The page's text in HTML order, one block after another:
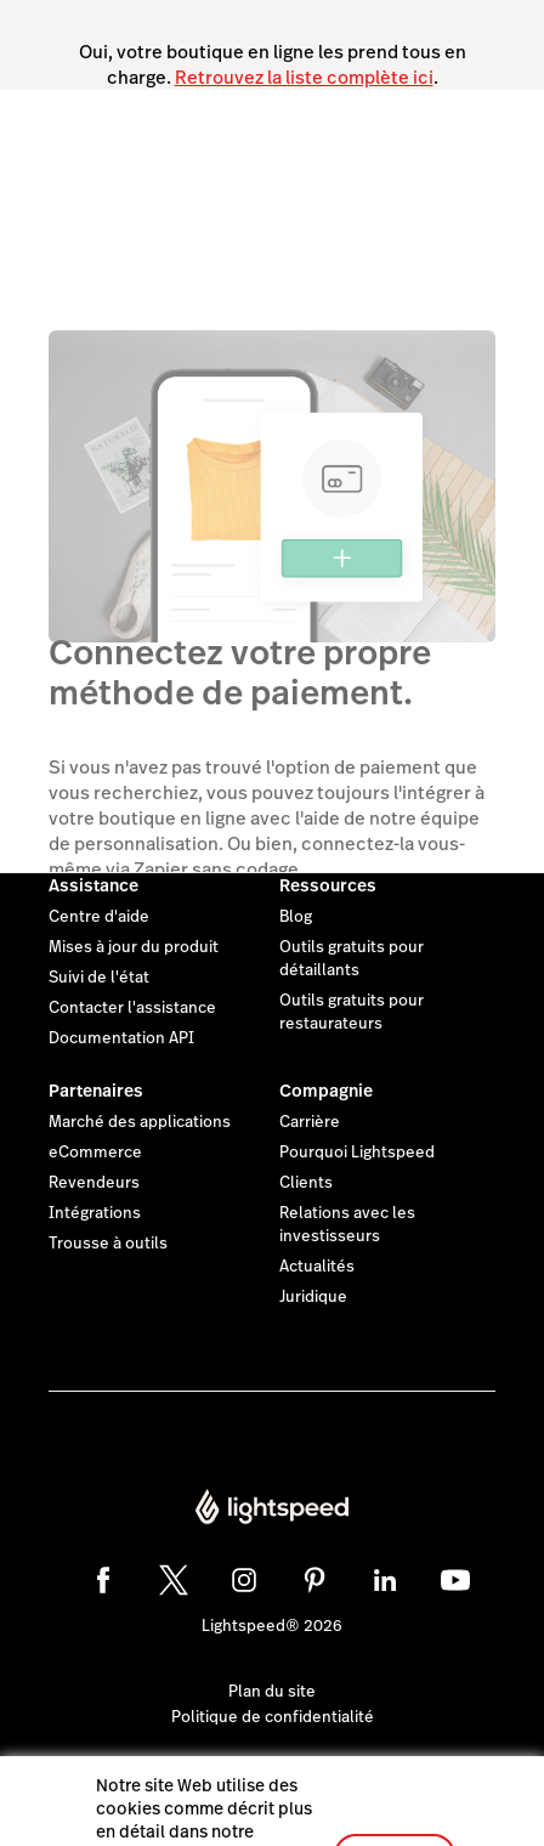
Oui, votre boutique en ligne les prend tous en
charge. Retrouvez la liste complète ici.
Connectez votre propre
méthode de paiement.
Si vous n'avez pas trouvé l'option de paiement que
vous recherchiez, vous pouvez toujours l'intégrer à
votre boutique en ligne avec l'aide de notre équipe
de personnalisation. Ou bien, connectez-la vous-
même via Zapier sans codage.
Parler à un expert
Assistance
Centre d'aide
Mises à jour du produit
Suivi de l'état
Contacter l'assistance
Documentation API
Ressources
Blog
Outils gratuits pour
détaillants
Outils gratuits pour
restaurateurs
Partenaires
Marché des applications
eCommerce
Revendeurs
Intégrations
Trousse à outils
Compagnie
Carrière
Pourquoi Lightspeed
Clients
Relations avec les
investisseurs
Actualités
Juridique
Lightspeed® 2026
Plan du site
Politique de confidentialité
Notre site Web utilise des
cookies comme décrit plus
en détail dans notre